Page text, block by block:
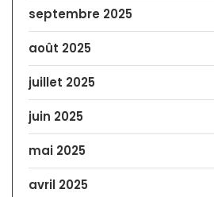
septembre 2025
août 2025
juillet 2025
juin 2025
mai 2025
avril 2025